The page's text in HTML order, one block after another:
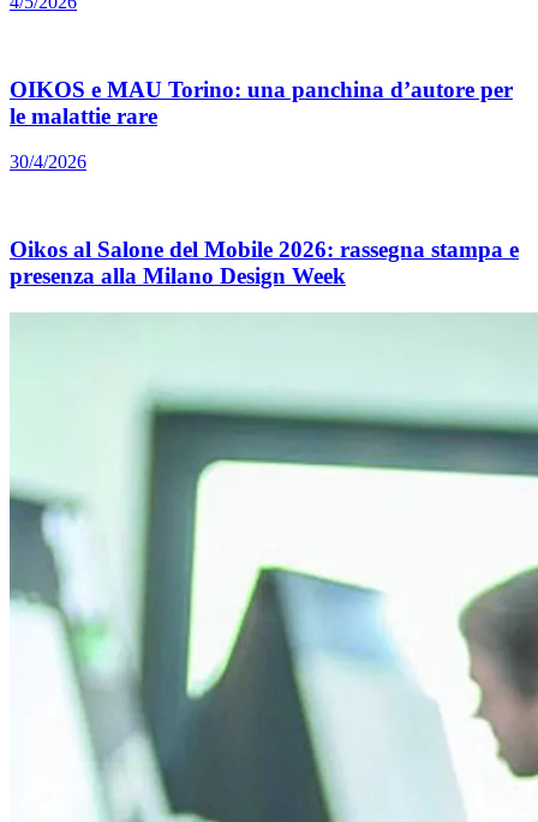
OIKOS e MAU Torino: una panchina d’autore per
le malattie rare
30/4/2026
Oikos al Salone del Mobile 2026: rassegna stampa e
presenza alla Milano Design Week